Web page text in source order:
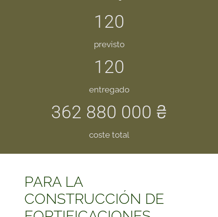
120
previsto
120
entregado
362 880 000 ₴
coste total
PARA LA
CONSTRUCCIÓN DE